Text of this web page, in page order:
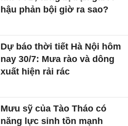
hậu phản bội giờ ra sao?
Dự báo thời tiết Hà Nội hôm
nay 30/7: Mưa rào và dông
xuất hiện rải rác
Mưu sỹ của Tào Tháo có
năng lực sinh tồn mạnh